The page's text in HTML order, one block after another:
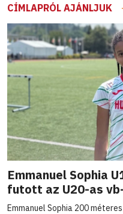
CÍMLAPRÓL AJÁNLJUK
Emmanuel Sophia
futott az U20-as
Emmanuel Sophia 200